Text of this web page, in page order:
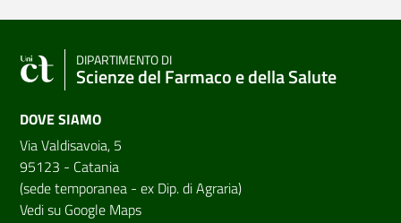
DIPARTIMENTO DI
Scienze del Farmaco e della Salute
DOVE SIAMO
Via Valdisavoia, 5
95123 - Catania
(sede temporanea - ex Dip. di Agraria)
Vedi su Google Maps